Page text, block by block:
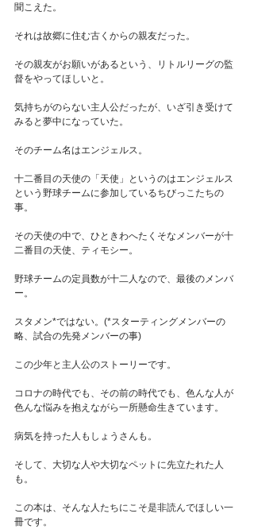
聞こえた。
それは故郷に住む古くからの親友だった。
その親友がお願いがあるという、リトルリーグの監
督をやってほしいと。
気持ちがのらない主人公だったが、いざ引き受けて
みると夢中になっていた。
そのチーム名はエンジェルス。
十二番目の天使の「天使」というのはエンジェルス
という野球チームに参加しているちびっこたちの
事。
その天使の中で、ひときわへたくそなメンバーが十
二番目の天使、ティモシー。
野球チームの定員数が十二人なので、最後のメンバ
ー。
スタメン*ではない。(*スターティングメンバーの
略、試合の先発メンバーの事)
この少年と主人公のストーリーです。
コロナの時代でも、その前の時代でも、色んな人が
色んな悩みを抱えながら一所懸命生きています。
病気を持った人もしょうさんも。
そして、大切な人や大切なペットに先立たれた人
も。
この本は、そんな人たちにこそ是非読んでほしい一
冊です。